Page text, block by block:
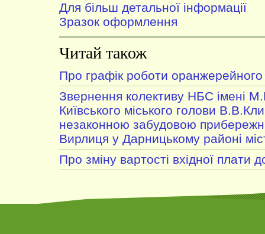
Для більш детальної інформації
Зразок оформлення
Читай також
Про графік роботи оранжерейного
Звернення колективу НБС імені
Київського міського голови
незаконною забудовою
Вирлиця у Дарницькому районі
Про зміну вартості вхідної плати